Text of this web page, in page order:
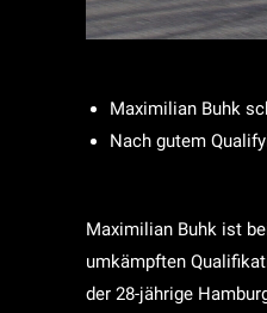
Maximilian Buhk
Nach gutem
Maximilian Buhk ist
umkämpften
der 28-jährige